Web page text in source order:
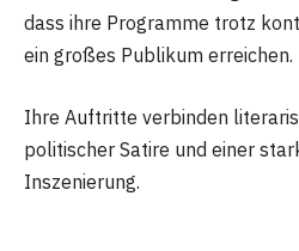
dass ihre Programme trotz
ein großes Publikum erreichen.
Ihre Auftritte verbinden
politischer Satire und einer
Inszenierung.